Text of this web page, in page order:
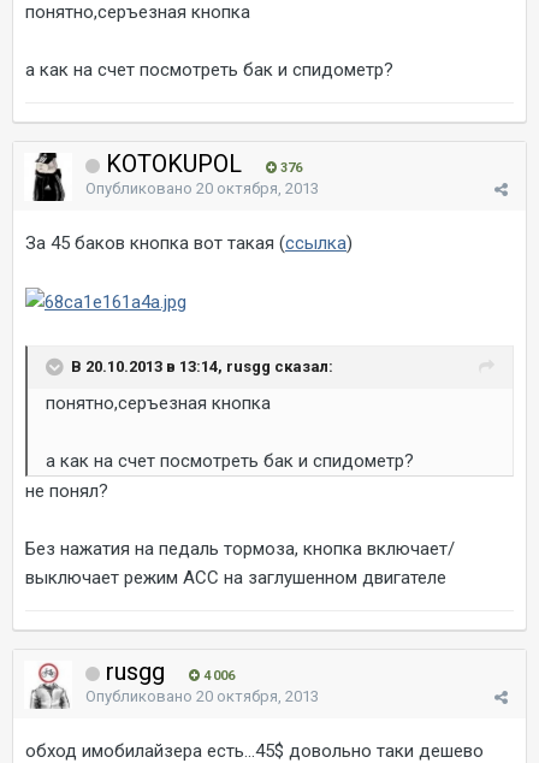
понятно,серъезная кнопка
а как на счет посмотреть бак и спидометр?
KOTOKUPOL 376
Опубликовано 20 октября, 2013
За 45 баков кнопка вот такая (ссылка)
В 20.10.2013 в 13:14, rusgg сказал:
понятно,серъезная кнопка
а как на счет посмотреть бак и спидометр?
не понял?
Без нажатия на педаль тормоза, кнопка включает/
выключает режим АСС на заглушенном двигателе
rusgg 4 006
Опубликовано 20 октября, 2013
обход имобилайзера есть...45$ довольно таки дешево